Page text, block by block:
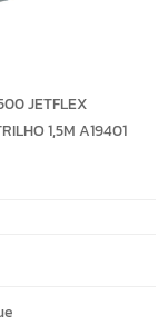
JETFLEX
1,5M A19401